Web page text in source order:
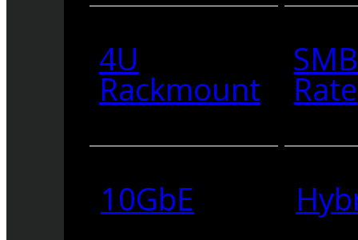
4U
Rackmount Rate
10GbE